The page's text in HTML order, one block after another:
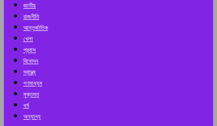
জাতীয়
রাজনীতি
আন্তর্জাতিক
খেলা
প্রবাস
বিনোদন
স্বাস্থ্য
গণমাধ্যম
মুক্তমত
ধর্ম
অন্যান্য